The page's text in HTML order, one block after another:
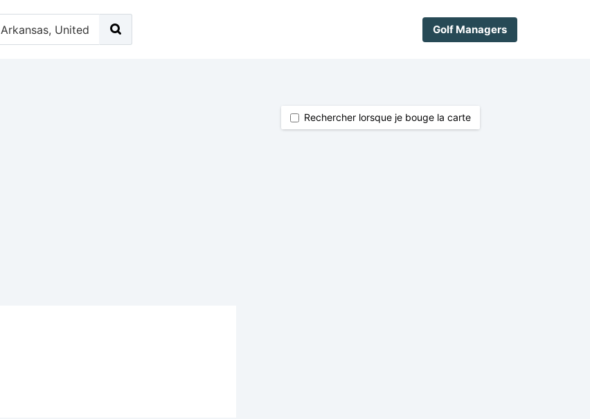
Golf Managers
Rechercher lorsque je bouge la carte